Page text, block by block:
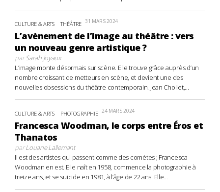
CULTURE & ARTS THÉÂTRE 31 MARS 2024
L’avènement de l’image au théâtre : vers
un nouveau genre artistique ?
parSarah Joyaux
L’image monte désormais sur scène. Elle trouve grâce auprès d’un
nombre croissant de metteurs en scène, et devient une des
nouvelles obsessions du théâtre contemporain. Jean Chollet,...
CULTURE & ARTS PHOTOGRAPHIE 24 MARS 2024
Francesca Woodman, le corps entre Éros et
Thanatos
parLouane Lallemant
Il est des artistes qui passent comme des comètes ; Francesca
Woodman en est. Elle naît en 1958, commence la photographie à
treize ans, et se suicide en 1981, à l’âge de 22 ans. Elle...